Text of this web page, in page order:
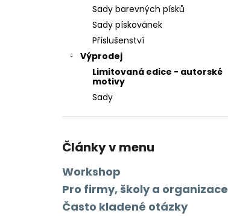
Sady barevných písků
Sady pískovánek
Příslušenství
Výprodej
Limitovaná edice - autorské
motivy
Sady
Články v menu
Workshop
Pro firmy, školy a organizace
Často kladené otázky